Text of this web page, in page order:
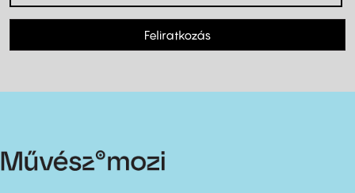
Feliratkozás